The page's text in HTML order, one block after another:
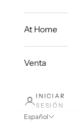
At Home
Venta
INICIAR
SESIÓN
Español